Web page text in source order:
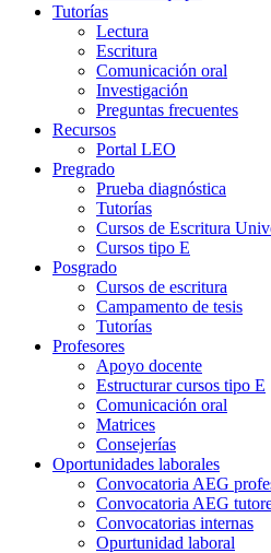
Tutorías
Lectura
Escritura
Comunicación oral
Investigación
Preguntas frecuentes
Recursos
Portal LEO
Pregrado
Prueba diagnóstica
Tutorías
Cursos de Escritura
Cursos tipo E
Posgrado
Cursos de escritura
Campamento de tesis
Tutorías
Profesores
Apoyo docente
Estructurar cursos tipo E
Comunicación oral
Matrices
Consejerías
Oportunidades laborales
Convocatoria AEG
Convocatoria AEG
Convocatorias internas
Opurtunidad laboral